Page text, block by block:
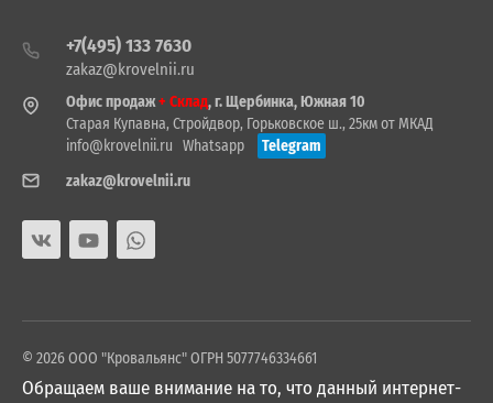
+7(495) 133 7630
zakaz@krovelnii.ru
Офис продаж+ Склад, г. Щербинка, Южная 10
Старая Купавна, Стройдвор, Горьковское ш., 25км от МКАД
info@krovelnii.ru Whatsapp
Telegram
zakaz@krovelnii.ru
© 2026 ООО "Кровальянс" ОГРН 5077746334661
Обращаем ваше внимание на то, что данный интернет-